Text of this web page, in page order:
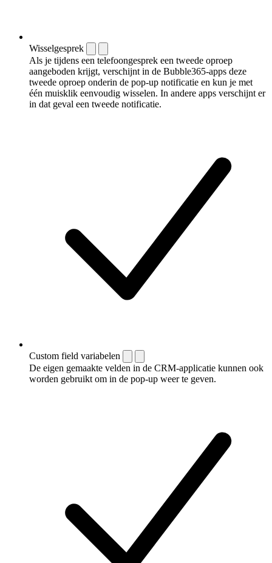
Wisselgesprek
Als je tijdens een telefoongesprek een tweede oproep
aangeboden krijgt, verschijnt in de Bubble365-apps deze
tweede oproep onderin de pop-up notificatie en kun je met
één muisklik eenvoudig wisselen. In andere apps verschijnt er
in dat geval een tweede notificatie.
Custom field variabelen
De eigen gemaakte velden in de CRM-applicatie kunnen ook
worden gebruikt om in de pop-up weer te geven.